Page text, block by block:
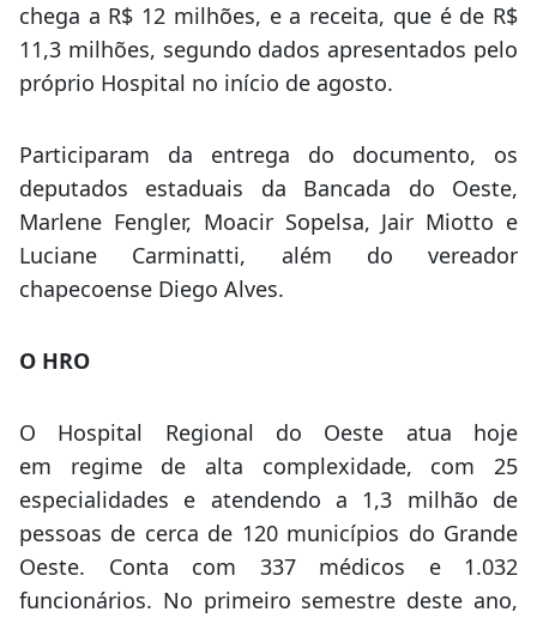
chega a R$ 12 milhões, e a receita, que é de R$
11,3 milhões, segundo dados apresentados pelo
próprio Hospital no início de agosto.
Participaram da entrega do documento, os
deputados estaduais da Bancada do Oeste,
Marlene Fengler, Moacir Sopelsa, Jair Miotto e
Luciane Carminatti, além do vereador
chapecoense Diego Alves.
O HRO
O Hospital Regional do Oeste atua hoje
em regime de alta complexidade, com 25
especialidades e atendendo a 1,3 milhão de
pessoas de cerca de 120 municípios do Grande
Oeste. Conta com 337 médicos e 1.032
funcionários. No primeiro semestre deste ano,